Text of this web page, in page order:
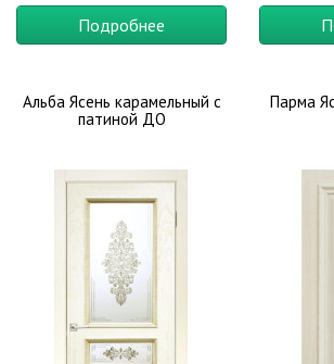
Подробнее
Альба Ясень карамельный с
патиной ДО
Парма